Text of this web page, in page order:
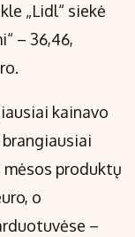
„Lidl“ siekė
– 36,46,
kainavo
brangiausiai
mėsos produktų
o
–